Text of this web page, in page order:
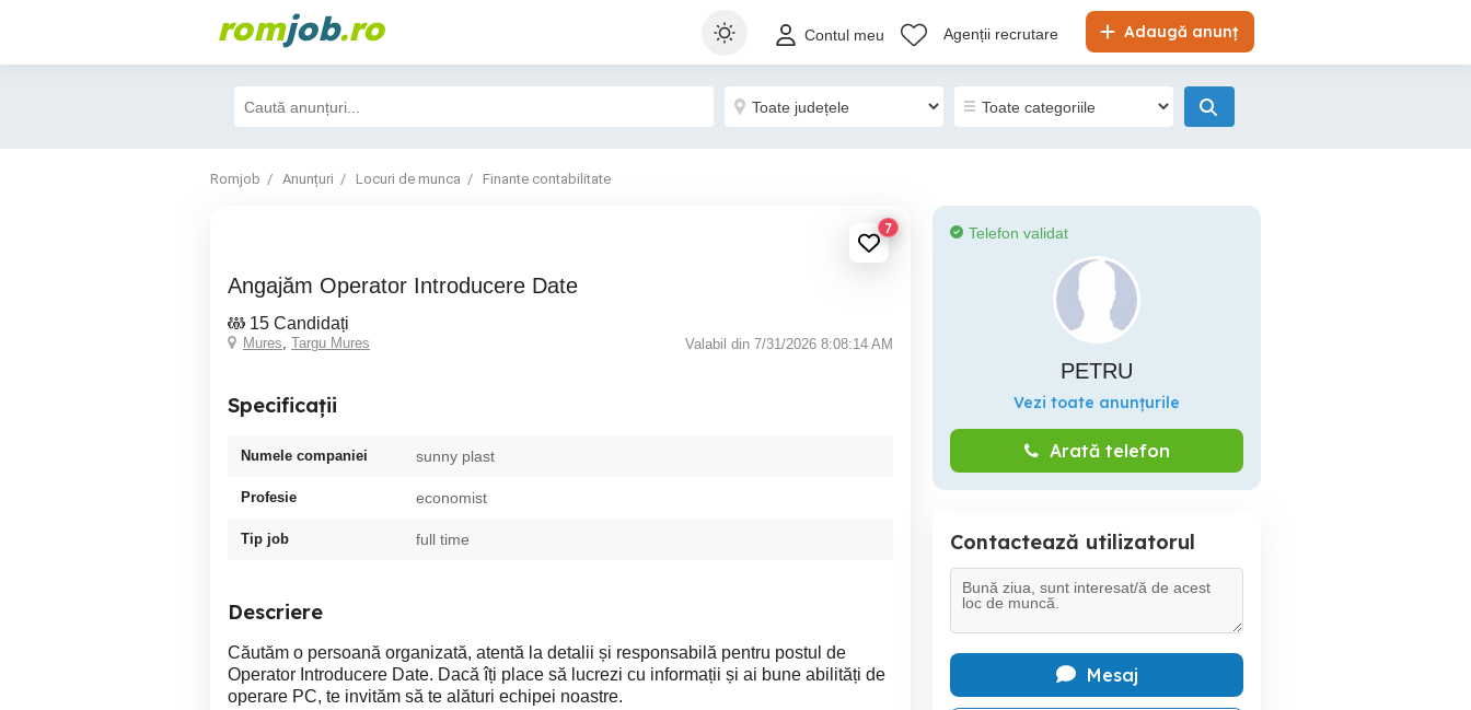
romjob.ro Adaugă anunț
Contul meu Agenții recrutare
Romjob Anunțuri Locuri de munca Finante contabilitate
7
Angajăm Operator Introducere Date
15 Candidați
Mures, Targu Mures Valabil din 7/31/2026 8:08:14 AM
Specificații
Numele companiei sunny plast
Profesie economist
Tip job full time
Descriere
Căutăm o persoană organizată, atentă la detalii și responsabilă pentru postul de
Operator Introducere Date. Dacă îți place să lucrezi cu informații și ai bune abilități de
operare PC, te invităm să te alături echipei noastre.
Telefon validat
PETRU
Vezi toate anunțurile
Arată telefon
Contactează utilizatorul
Mesaj